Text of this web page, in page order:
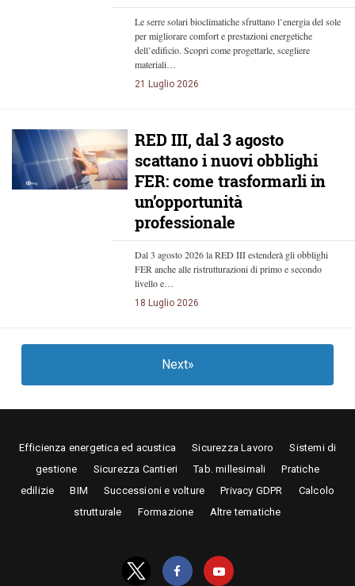
Le serre solari bioclimatiche sfruttano l’energia del sole
per migliorare comfort e prestazioni energetiche
dell’edificio. Scopri come progettarle, scegliere
materiali…
21 Luglio 2026
RED III, dal 3 agosto
scattano i nuovi obblighi
FER: come trasformarli in
un’opportunità
professionale
Dal 3 agosto 2026 la RED III estenderà gli obblighi
FER anche alle ristrutturazioni di primo e secondo
livello e…
18 Luglio 2026
Next»
Efficienza energetica ed acustica Sicurezza Lavoro
Sistemi di
gestione
Sicurezza Cantieri Tab. millesimali
Pratiche
edilizie
BIM Successioni e volture Privacy GDPR
Calcolo
strutturale
Formazione Altre tematiche